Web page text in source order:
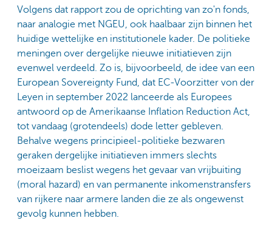
Volgens dat rapport zou de oprichting van zo'n fonds,
naar analogie met NGEU, ook haalbaar zijn binnen het
huidige wettelijke en institutionele kader. De politieke
meningen over dergelijke nieuwe initiatieven zijn
evenwel verdeeld. Zo is, bijvoorbeeld, de idee van een
European Sovereignty Fund, dat EC-Voorzitter von der
Leyen in september 2022 lanceerde als Europees
antwoord op de Amerikaanse Inflation Reduction Act,
tot vandaag (grotendeels) dode letter gebleven.
Behalve wegens principieel-politieke bezwaren
geraken dergelijke initiatieven immers slechts
moeizaam beslist wegens het gevaar van vrijbuiting
(moral hazard) en van permanente inkomenstransfers
van rijkere naar armere landen die ze als ongewenst
gevolg kunnen hebben.